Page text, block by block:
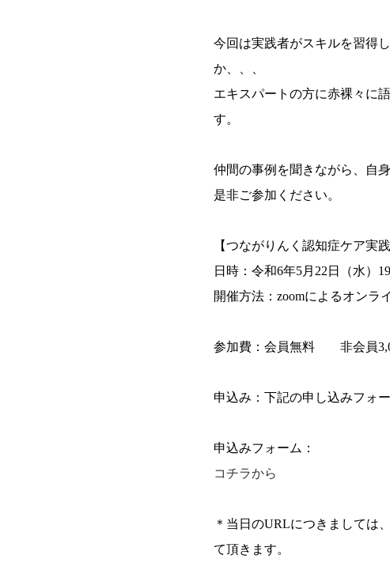
今回は実践者がスキルを習得
か、、、
エキスパートの方に赤裸々に
す。
仲間の事例を聞きながら、自
是非ご参加ください。
【つながりんく認知症ケア実
日時：令和6年5月22日（水）
開催方法：zoomによるオンラ
参加費：会員無料 非会員
申込み：下記の申し込みフォ
申込みフォーム：
コチラから
＊当日のURLにつきましては
て頂きます。